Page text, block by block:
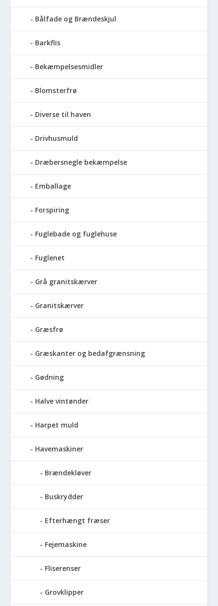
Bålfade og Brændeskjul
Barkflis
Bekæmpelsesmidler
Blomsterfrø
Diverse til haven
Drivhusmuld
Dræbersnegle bekæmpelse
Emballage
Forspiring
Fuglebade og fuglehuse
Fuglenet
Grå granitskærver
Granitskærver
Græsfrø
Græskanter og bedafgrænsning
Gødning
Halve vintønder
Harpet muld
Havemaskiner
Brændekløver
Buskrydder
Efterhængt fræser
Fejemaskine
Fliserenser
Grovklipper